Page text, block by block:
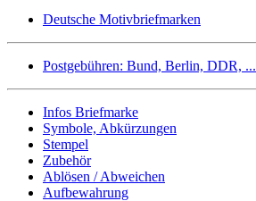
Deutsche Motivbriefmarken
Postgebühren: Bund, Berlin, DDR, ...
Infos Briefmarke
Symbole, Abkürzungen
Stempel
Zubehör
Ablösen / Abweichen
Aufbewahrung